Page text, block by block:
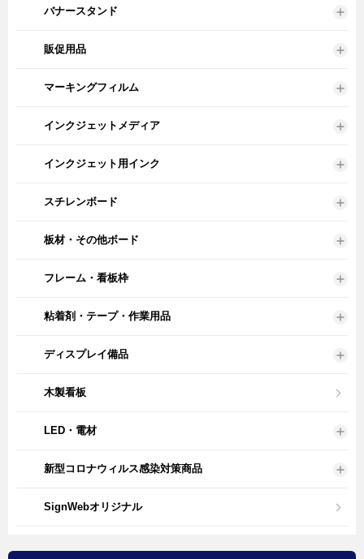
バナースタンド
販促用品
マーキングフィルム
インクジェットメディア
インクジェット用インク
スチレンボード
板材・その他ボード
フレーム・看板枠
粘着剤・テープ・作業用品
ディスプレイ備品
木製看板
LED・電材
新型コロナウィルス感染対策商品
SignWebオリジナル